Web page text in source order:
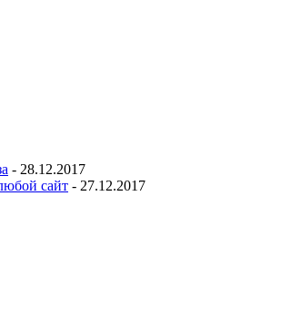
- 28.12.2017
сайт - 27.12.2017